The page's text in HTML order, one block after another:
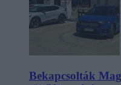
Bekapcsolták